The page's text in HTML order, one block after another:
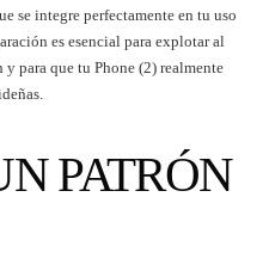
se integre perfectamente en tu uso
es esencial para explotar al
para que tu Phone (2) realmente
PATRÓN